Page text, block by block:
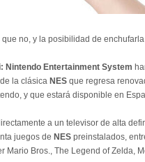
que no, y la posibilidad de
Nintendo Entertainment System
la clásica NES que regresa
y que estará disponible en
a un televisor de alta
juegos de NES preinstalados,
Mario Bros., The Legend of Zelda,